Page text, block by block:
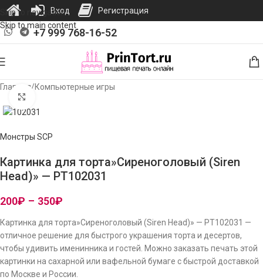
Skip to navigation
Skip to main content
+7 999 768-16-52
Главная/Компьютерные игры
Монстры SCP
Картинка для торта»Сиреноголовый (Siren
Head)» — PT102031
200₽ – 350₽
Картинка для торта»Сиреноголовый (Siren Head)» — PT102031 —
отличное решение для быстрого украшения торта и десертов,
чтобы удивить именинника и гостей. Можно заказать печать этой
картинки на сахарной или вафельной бумаге с быстрой доставкой
по Москве и России.
Вход Регистрация